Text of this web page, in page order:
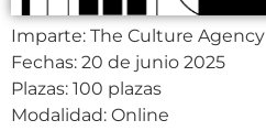
Imparte: The Culture Agency
Fechas: 20 de junio 2025
Plazas: 100 plazas
Modalidad: Online